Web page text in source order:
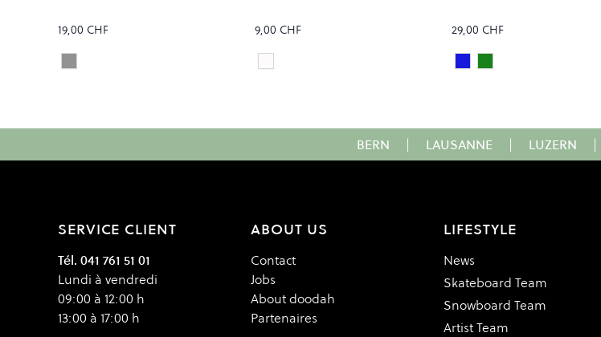
19,00 CHF
Colour
Stainless
9,00 CHF
Colour
Clear
29,00 CHF
Colour
NavyVENOM
BERN | LAUSANNE | LUZERN |
SERVICE CLIENT
Tél. 041 761 51 01
Lundi à vendredi
09:00 à 12:00 h
13:00 à 17:00 h
ABOUT US
Contact
Jobs
About doodah
Partenaires
LIFESTYLE
News
Skateboard Team
Snowboard Team
Artist Team